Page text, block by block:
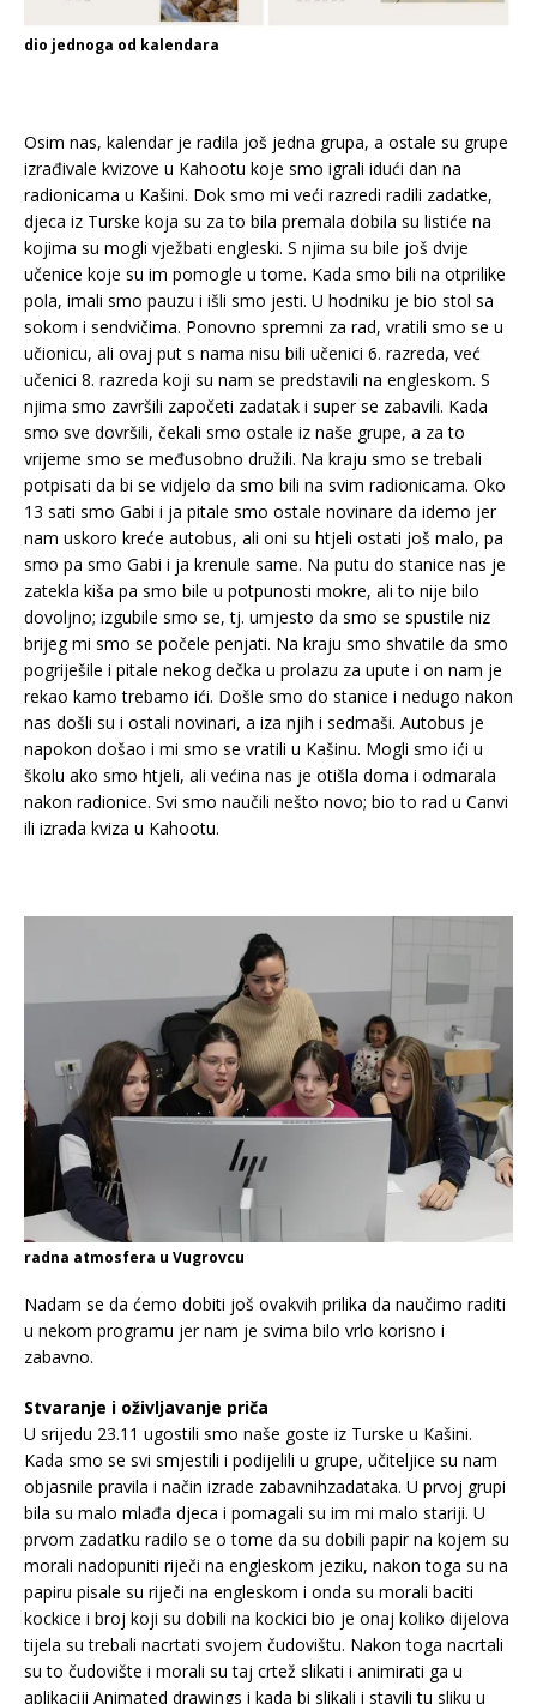
dio jednoga od kalendara
Osim nas, kalendar je radila još jedna grupa, a ostale su grupe
izrađivale kvizove u Kahootu koje smo igrali idući dan na
radionicama u Kašini. Dok smo mi veći razredi radili zadatke,
djeca iz Turske koja su za to bila premala dobila su listiće na
kojima su mogli vježbati engleski. S njima su bile još dvije
učenice koje su im pomogle u tome. Kada smo bili na otprilike
pola, imali smo pauzu i išli smo jesti. U hodniku je bio stol sa
sokom i sendvičima. Ponovno spremni za rad, vratili smo se u
učionicu, ali ovaj put s nama nisu bili učenici 6. razreda, već
učenici 8. razreda koji su nam se predstavili na engleskom. S
njima smo završili započeti zadatak i super se zabavili. Kada
smo sve dovršili, čekali smo ostale iz naše grupe, a za to
vrijeme smo se međusobno družili. Na kraju smo se trebali
potpisati da bi se vidjelo da smo bili na svim radionicama. Oko
13 sati smo Gabi i ja pitale smo ostale novinare da idemo jer
nam uskoro kreće autobus, ali oni su htjeli ostati još malo, pa
smo pa smo Gabi i ja krenule same. Na putu do stanice nas je
zatekla kiša pa smo bile u potpunosti mokre, ali to nije bilo
dovoljno; izgubile smo se, tj. umjesto da smo se spustile niz
brijeg mi smo se počele penjati. Na kraju smo shvatile da smo
pogriješile i pitale nekog dečka u prolazu za upute i on nam je
rekao kamo trebamo ići. Došle smo do stanice i nedugo nakon
nas došli su i ostali novinari, a iza njih i sedmaši. Autobus je
napokon došao i mi smo se vratili u Kašinu. Mogli smo ići u
školu ako smo htjeli, ali većina nas je otišla doma i odmarala
nakon radionice. Svi smo naučili nešto novo; bio to rad u Canvi
ili izrada kviza u Kahootu.
radna atmosfera u Vugrovcu
Nadam se da ćemo dobiti još ovakvih prilika da naučimo raditi
u nekom programu jer nam je svima bilo vrlo korisno i
zabavno.
Stvaranje i oživljavanje priča
U srijedu 23.11 ugostili smo naše goste iz Turske u Kašini.
Kada smo se svi smjestili i podijelili u grupe, učiteljice su nam
objasnile pravila i način izrade zabavnihzadataka. U prvoj grupi
bila su malo mlađa djeca i pomagali su im mi malo stariji. U
prvom zadatku radilo se o tome da su dobili papir na kojem su
morali nadopuniti riječi na engleskom jeziku, nakon toga su na
papiru pisale su riječi na engleskom i onda su morali baciti
kockice i broj koji su dobili na kockici bio je onaj koliko dijelova
tijela su trebali nacrtati svojem čudovištu. Nakon toga nacrtali
su to čudovište i morali su taj crtež slikati i animirati ga u
aplikaciji Animated drawings i kada bi slikali i stavili tu sliku u